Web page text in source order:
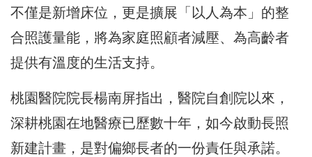
不僅是新增床位，更是擴展「以人為本」的整
合照護量能，將為家庭照顧者減壓、為高齡者
提供有溫度的生活支持。
桃園醫院院長楊南屏指出，醫院自創院以來，
深耕桃園在地醫療已歷數十年，如今啟動長照
新建計畫，是對偏鄉長者的一份責任與承諾。